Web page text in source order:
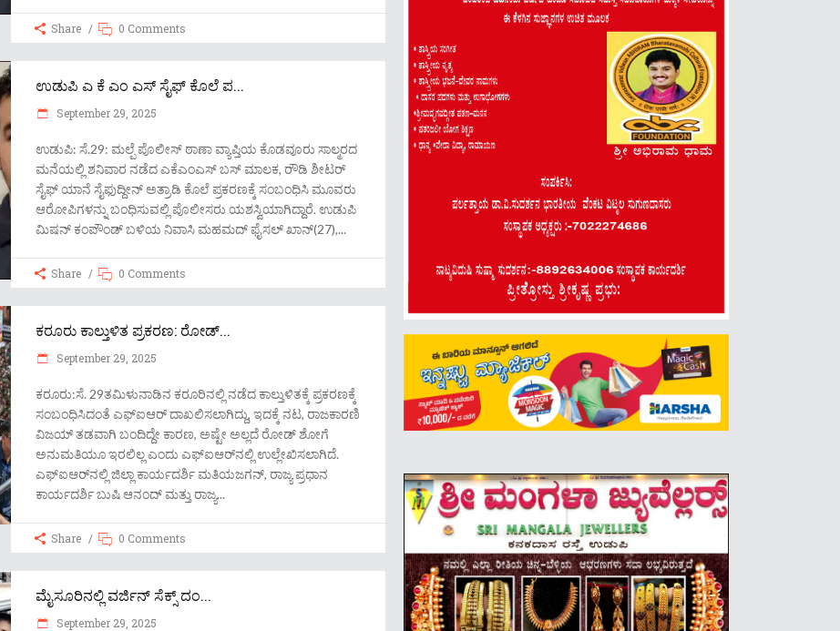
Share 0 Comments
ಉಡುಪಿ ಎ ಕೆ ಎಂ ಎಸ್ ಸೈಫ್ ಕೊಲೆ ಪ...
September 29, 2025
ಉಡುಪಿ: ಸೆ.29: ಮಲ್ಪೆ ಪೊಲೀಸ್ ಠಾಣಾ ವ್ಯಾಪ್ತಿಯ ಕೊಡವೂರು ಸಾಲ್ಮರದ
ಮನೆಯಲ್ಲಿ ಶನಿವಾರ ನಡೆದ ಎಕೆಎಂಎಸ್ ಬಸ್ ಮಾಲಕ, ರೌಡಿ ಶೀಟರ್
ಸೈಫ್ ಯಾನೆ ಸೈಫುದ್ದೀನ್ ಅತ್ರಾಡಿ ಕೊಲೆ ಪ್ರಕರಣಕ್ಕೆ ಸಂಬಂಧಿಸಿ ಮೂವರು
ಆರೋಪಿಗಳನ್ನು ಬಂಧಿಸುವಲ್ಲಿ ಪೊಲೀಸರು ಯಶಸ್ವಿಯಾಗಿದ್ದಾರೆ. ಉಡುಪಿ
ಮಿಷನ್ ಕಂಪೌಂಡ್ ಬಳಿಯ ನಿವಾಸಿ ಮಹಮದ್ ಫೈಸಲ್ ಖಾನ್(27),
Share 0 Comments
ಕರೂರು ಕಾಲ್ತುಳಿತ ಪ್ರಕರಣ: ರೋಡ್​...
September 29, 2025
ಕರೂರು:ಸೆ. 29ತಮಿಳುನಾಡಿನ ಕರೂರಿನಲ್ಲಿ ನಡೆದ ಕಾಲ್ತುಳಿತಕ್ಕೆ ಪ್ರಕರಣಕ್ಕೆ
ಸಂಬಂಧಿಸಿದಂತೆ ಎಫ್‌ಐಆರ್ ದಾಖಲಿಸಲಾಗಿದ್ದು, ಇದಕ್ಕೆ ನಟ, ರಾಜಕಾರಣಿ
ವಿಜಯ್ ತಡವಾಗಿ ಬಂದಿದ್ದೇ ಕಾರಣ, ಅಷ್ಟೇ ಅಲ್ಲದೆ ರೋಡ್​ ಶೋಗೆ
ಅನುಮತಿಯೂ ಇರಲಿಲ್ಲ ಎಂದು ಎಫ್​ಐಆರ್​ನಲ್ಲಿ ಉಲ್ಲೇಖಿಸಲಾಗಿದೆ.
ಎಫ್​ಐಆರ್‌ನಲ್ಲಿ ಜಿಲ್ಲಾ ಕಾರ್ಯದರ್ಶಿ ಮತಿಯಜಗನ್, ರಾಜ್ಯ ಪ್ರಧಾನ
ಕಾರ್ಯದರ್ಶಿ ಬುಷಿ ಆನಂದ್ ಮತ್ತು ರಾಜ್ಯ
Share 0 Comments
ಮೈಸೂರಿನಲ್ಲಿ ವರ್ಜಿನ್ ಸೆಕ್ಸ್ ದಂ...
September 29, 2025